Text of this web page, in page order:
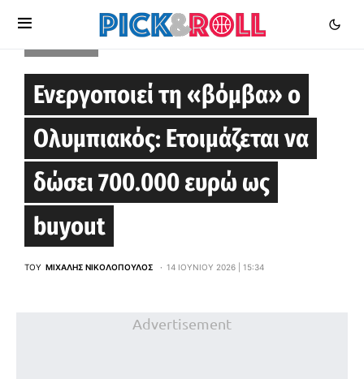
Ενεργοποιεί τη «βόμβα» ο
Ολυμπιακός: Ετοιμάζεται να
δώσει 700.000 ευρώ ως
buyout
ΤΟΥ ΜΙΧΆΛΗΣ ΝΙΚΟΛΌΠΟΥΛΟΣ 14 ΙΟΥΝΊΟΥ 2026 | 15:34
Advertisement